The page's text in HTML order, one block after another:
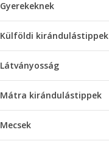
Gyerekeknek
Külföldi kirándulástippek
Látványosság
Mátra kirándulástippek
Mecsek